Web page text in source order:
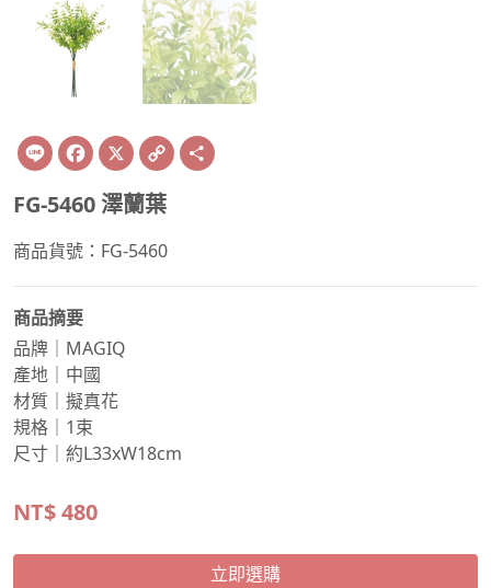
Line Facebook
X Copy
Link
FG-5460 澤蘭葉
商品貨號：FG-5460
商品摘要
品牌｜MAGIQ
產地｜中國
材質｜擬真花
規格｜1束
尺寸｜約L33xW18cm
NT$480
立即選購